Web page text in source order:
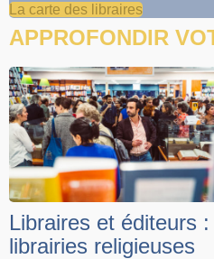
La carte des libraires
APPROFONDIR
Libraires et éditeurs :
librairies religieuses